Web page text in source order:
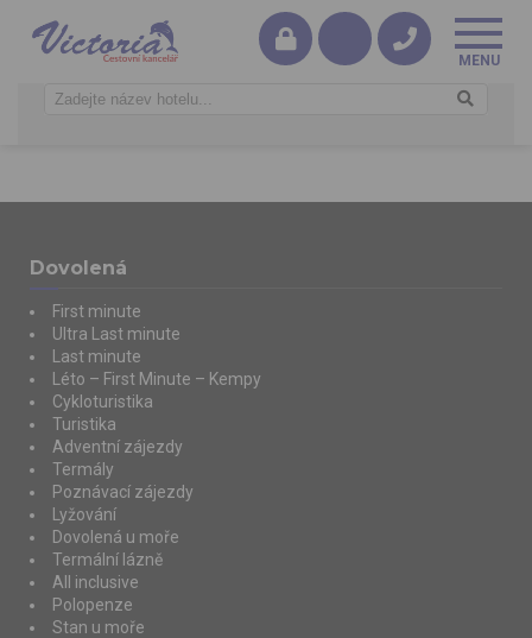
Dovolená
First minute
Ultra Last minute
Last minute
Léto – First Minute – Kempy
Cykloturistika
Turistika
Adventní zájezdy
Termály
Poznávací zájezdy
Lyžování
Dovolená u moře
Termální lázně
All inclusive
Polopenze
Stan u moře